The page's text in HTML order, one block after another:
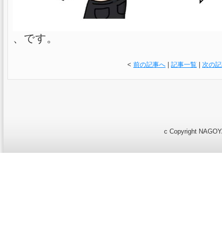
、です。
< 前の記事へ 記事一覧 次の
c Copyright